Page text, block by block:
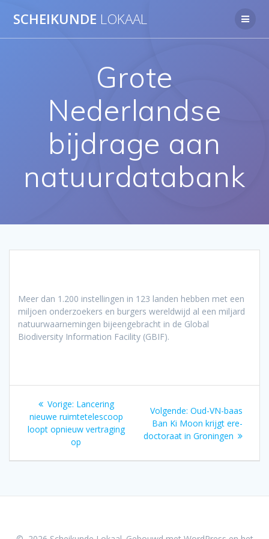
naar
SCHEIKUNDE LOKAAL
Grote
Nederlandse
bijdrage aan
natuurdatabank
Meer dan 1.200 instellingen in 123 landen hebben met een
miljoen onderzoekers en burgers wereldwijd al een miljard
natuurwaarnemingen bijeengebracht in de Global
Biodiversity Information Facility (GBIF).
Bericht
navigatie
Vorige: Vorig
bericht:
Lancering
nieuwe ruimtetelescoop
loopt opnieuw vertraging
op
Volgende: Volgend
bericht:
Oud-VN-baas
Ban Ki Moon krijgt ere-
doctoraat in Groningen